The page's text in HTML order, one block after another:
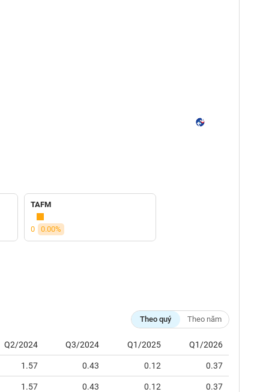
TAFM
0 0.00%
Theo quý Theo năm
Q2/2024 Q3/2024 Q1/2025 Q1/2026
1.57 0.43 0.12 0.37
1.57 0.43 0.12 0.37